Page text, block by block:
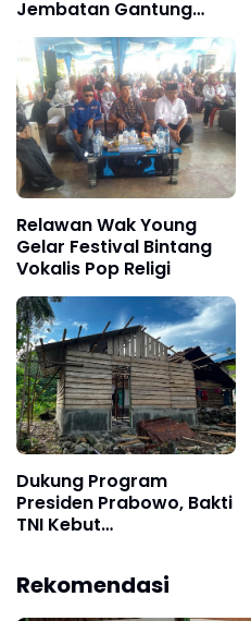
Jembatan Gantung
Panigara, Akses Warga
Polonia Kembali Lancar
Relawan Wak Young
Gelar Festival Bintang
Vokalis Pop Religi
Dukung Program
Presiden Prabowo, Bakti
TNI Kebut
Rekomendasi